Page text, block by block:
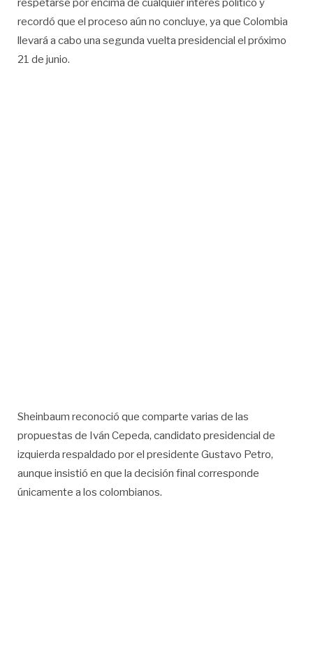
respetarse por encima de cualquier interés político y
recordó que el proceso aún no concluye, ya que Colombia
llevará a cabo una segunda vuelta presidencial el próximo
21 de junio.
Sheinbaum reconoció que comparte varias de las
propuestas de Iván Cepeda, candidato presidencial de
izquierda respaldado por el presidente Gustavo Petro,
aunque insistió en que la decisión final corresponde
únicamente a los colombianos.